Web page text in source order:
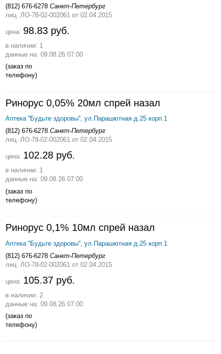
(812) 676-6278 Санкт-Петербург
лиц. ЛО-78-02-002061 от 02.04.2015
цена: 98.83 руб.
в наличии: 1
данные на: 09.08.26 07:00
(заказ по
телефону)
Ринорус 0,05% 20мл спрей назал
Аптека ''Будьте здоровы'', ул.Парашютная д.25 корп.1
(812) 676-6278 Санкт-Петербург
лиц. ЛО-78-02-002061 от 02.04.2015
цена: 102.28 руб.
в наличии: 1
данные на: 09.08.26 07:00
(заказ по
телефону)
Ринорус 0,1% 10мл спрей назал
Аптека ''Будьте здоровы'', ул.Парашютная д.25 корп.1
(812) 676-6278 Санкт-Петербург
лиц. ЛО-78-02-002061 от 02.04.2015
цена: 105.37 руб.
в наличии: 2
данные на: 09.08.26 07:00
(заказ по
телефону)